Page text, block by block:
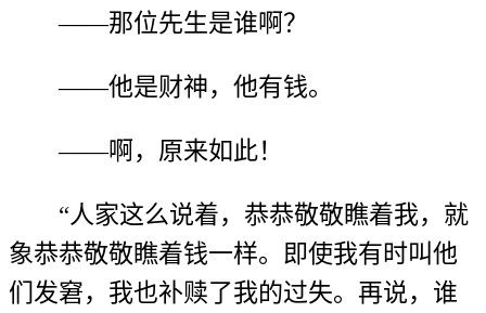
——那位先生是谁啊？
——他是财神，他有钱。
——啊，原来如此！
“人家这么说着，恭恭敬敬瞧着我，就
象恭恭敬敬瞧着钱一样。即使我有时叫他
们发窘，我也补赎了我的过失。再说，谁